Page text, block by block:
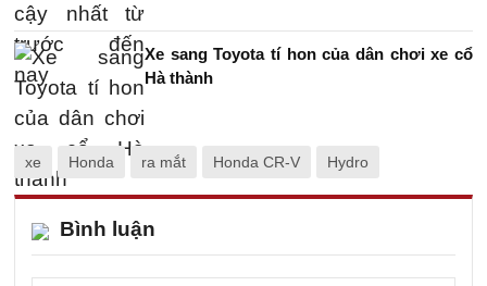
Xe sang Toyota tí hon của dân chơi xe cổ
Hà thành
xe Honda ra mắt Honda CR-V Hydro
Bình luận